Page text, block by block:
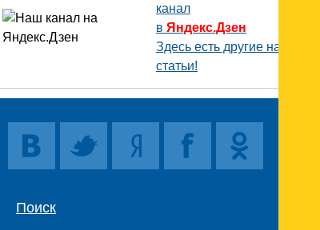
канал
в Яндекс.Дзен
Здесь есть другие наши
статьи!
Поиск